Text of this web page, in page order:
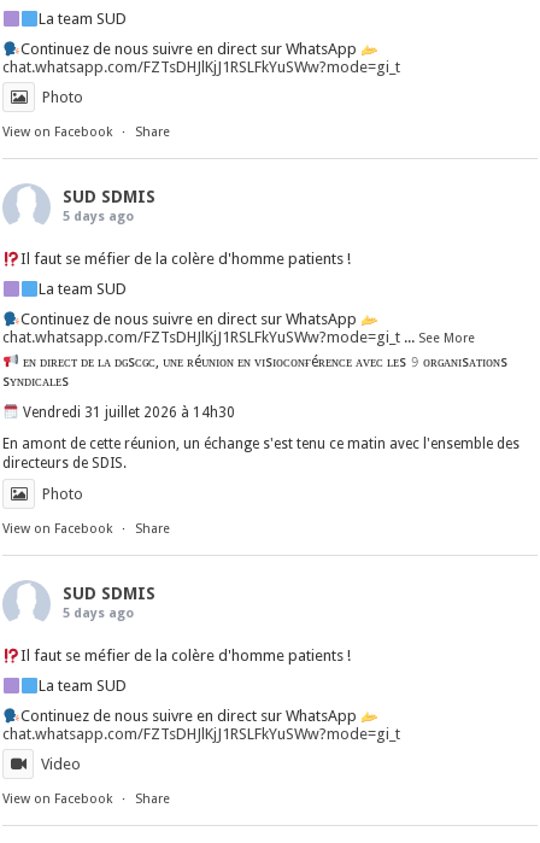
La team SUD
Continuez de nous suivre en direct sur WhatsApp
chat.whatsapp.com/FZTsDHJlKjJ1RSLFkYuSWw?mode=gi_t
Photo
View on Facebook · Share
SUD SDMIS
5 days ago
Il faut se méfier de la colère d'homme patients !
La team SUD
Continuez de nous suivre en direct sur WhatsApp
chat.whatsapp.com/FZTsDHJlKjJ1RSLFkYuSWw?mode=gi_t
ᴇɴ ᴅɪʀᴇᴄᴛ ᴅᴇ ʟᴀ ᴅɢsᴄɢᴄ, ᴜɴᴇ ʀéᴜɴɪᴏɴ ᴇɴ ᴠɪsɪᴏᴄᴏɴғéʀᴇɴᴄᴇ ᴀᴠᴇᴄ ʟᴇs 𝟿 ᴏʀɢᴀɴɪsᴀᴛɪᴏɴs
sʏɴᴅɪᴄᴀʟᴇs
Vendredi 31 juillet 2026 à 14h30
En amont de cette réunion, un échange s'est tenu ce matin avec l'ensemble des
directeurs de SDIS.
... See More
Photo
View on Facebook · Share
SUD SDMIS
5 days ago
Il faut se méfier de la colère d'homme patients !
La team SUD
Continuez de nous suivre en direct sur WhatsApp
chat.whatsapp.com/FZTsDHJlKjJ1RSLFkYuSWw?mode=gi_t
Video
View on Facebook · Share